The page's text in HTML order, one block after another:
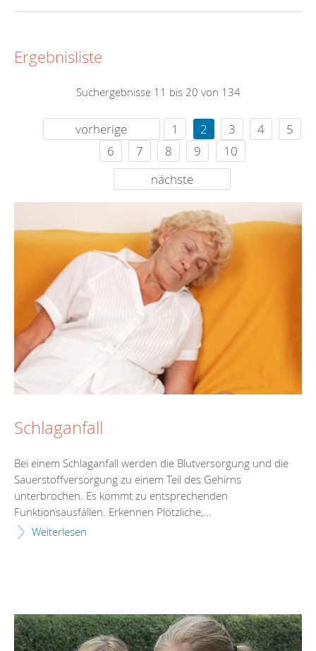
Ergebnisliste
Suchergebnisse 11 bis 20 von 134
vorherige 1 2 3 4
5
6
7 8 9
10
nächste
Schlaganfall
Bei einem Schlaganfall werden die Blutversorgung und die
Sauerstoffversorgung zu einem Teil des Gehirns
unterbrochen. Es kommt zu entsprechenden
Funktionsausfällen. Erkennen Plötzliche,...
Weiterlesen